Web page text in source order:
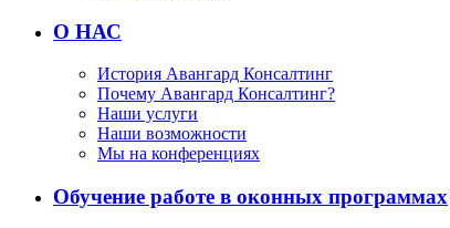
О НАС
История Авангард Консалтинг
Почему Авангард Консалтинг?
Наши услуги
Наши возможности
Мы на конференциях
Обучение работе в оконных программах